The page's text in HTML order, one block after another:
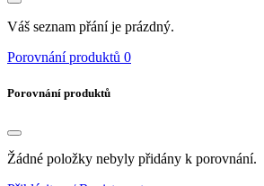
Váš seznam přání je prázdný.
Porovnání produktů 0
Porovnání produktů
Žádné položky nebyly přidány k porovnání.